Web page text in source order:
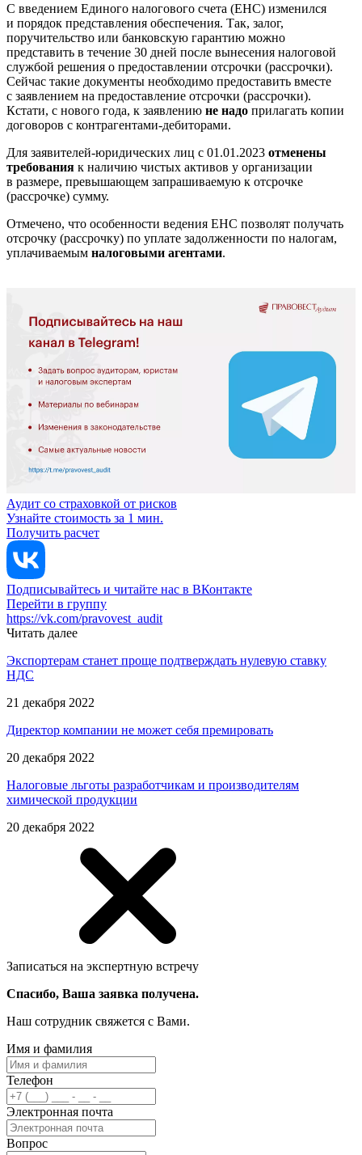
С введением Единого налогового счета (ЕНС) изменился
и порядок представления обеспечения. Так, залог,
поручительство или банковскую гарантию можно
представить в течение 30 дней после вынесения налоговой
службой решения о предоставлении отсрочки (рассрочки).
Сейчас такие документы необходимо предоставить вместе
с заявлением на предоставление отсрочки (рассрочки).
Кстати, с нового года, к заявлению не надо прилагать копии
договоров с контрагентами-дебиторами.
Для заявителей-юридических лиц с 01.01.2023 отменены
требования к наличию чистых активов у организации
в размере, превышающем запрашиваемую к отсрочке
(рассрочке) сумму.
Отмечено, что особенности ведения ЕНС позволят получать
отсрочку (рассрочку) по уплате задолженности по налогам,
уплачиваемым налоговыми агентами.
Аудит со страховкой от рисков
Узнайте стоимость за 1 мин.
Получить расчет
Подписывайтесь и читайте нас в ВКонтакте
Перейти в группу
https://vk.com/pravovest_audit
Читать далее
Экспортерам станет проще подтверждать нулевую ставку
НДС
21 декабря 2022
Директор компании не может себя премировать
20 декабря 2022
Налоговые льготы разработчикам и производителям
химической продукции
20 декабря 2022
Записаться на экспертную встречу
Спасибо, Ваша заявка получена.
Наш сотрудник свяжется с Вами.
Имя и фамилия
Телефон
Электронная почта
Вопрос